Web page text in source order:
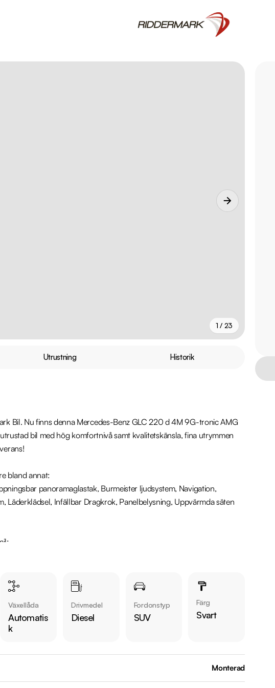
1 / 23
Utrustning Historik
Bil. Nu finns denna Mercedes-Benz GLC 220 d 4M 9G-tronic AMG
bil med hög komfortnivå samt kvalitetskänsla, fina utrymmen
bland annat:
panoramaglastak, Burmeister ljudsystem, Navigation,
Läderklädsel, Infällbar Dragkrok, Panelbelysning, Uppvärmda säten
Växellåda
Automatis
k
Drivmedel
Diesel
Fordonstyp
SUV
Färg
Svart
Monterad